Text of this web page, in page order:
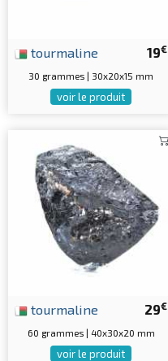
19€
tourmaline
30 grammes | 30x20x15 mm
voir le produit
29€
tourmaline
60 grammes | 40x30x20 mm
voir le produit